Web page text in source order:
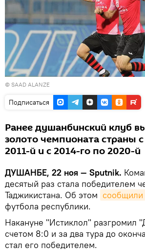
© SAAD ALANZE
Подписаться
Ранее душанбинский клуб
золото чемпионата страны
2011-й и с 2014-го по 2020-й
ДУШАНБЕ, 22 ноя — Sputnik.
десятый раз стала победителем
Таджикистана. Об этом сообщили
футбола республики.
Накануне "Истиклол" разгромил
счетом 8:0 и за два тура до
стал его победителем.